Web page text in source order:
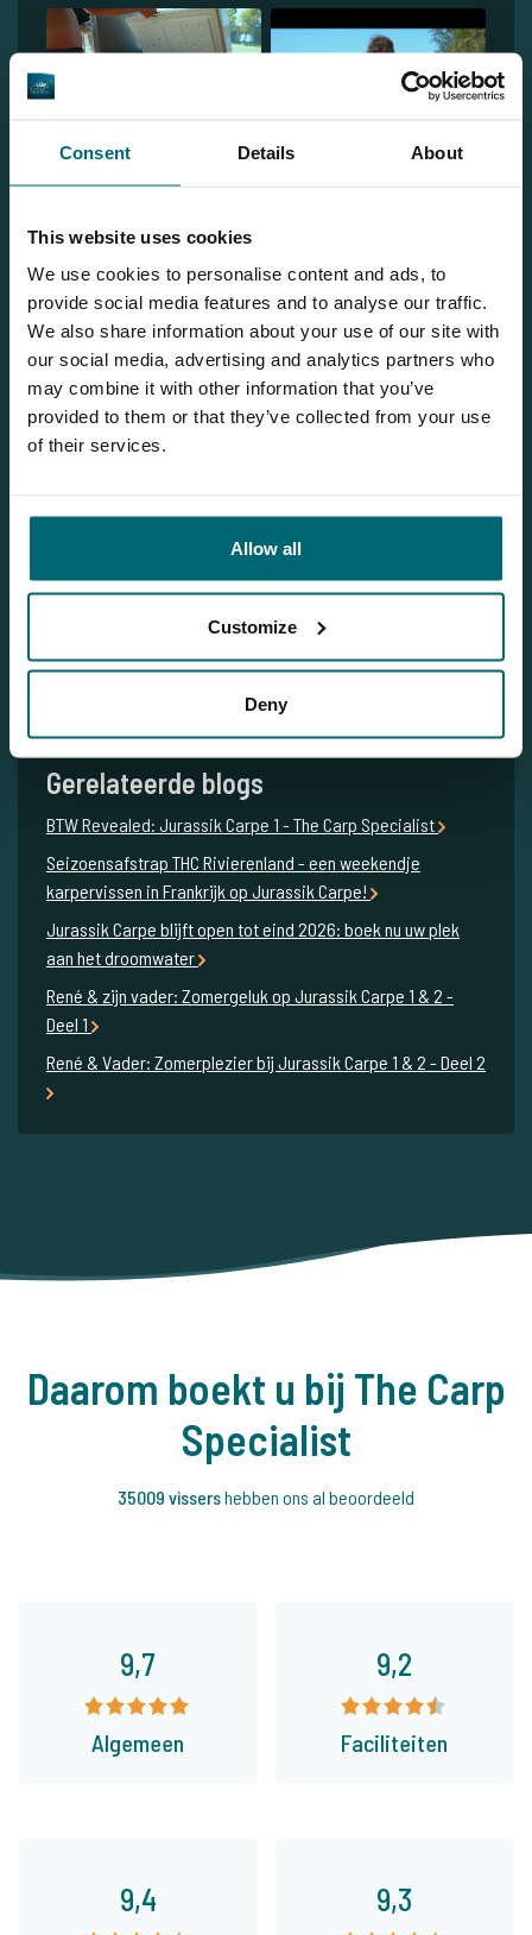
Consent Details About
This website uses cookies
We use cookies to personalise content and ads, to
provide social media features and to analyse our traffic.
We also share information about your use of our site with
our social media, advertising and analytics partners who
may combine it with other information that you’ve
provided to them or that they’ve collected from your use
of their services.
Allow all
Customize
Deny
1
Bas
Wilt u meer informatie?
info@thecarpspecialist.nl
Gerelateerde blogs
BTW Revealed: Jurassik Carpe 1 - The Carp Specialist
Seizoensafstrap THC Rivierenland - een weekendje
karpervissen in Frankrijk op Jurassik Carpe!
Jurassik Carpe blijft open tot eind 2026: boek nu uw plek
aan het droomwater
René & zijn vader: Zomergeluk op Jurassik Carpe 1 & 2 -
Deel 1
René & Vader: Zomerplezier bij Jurassik Carpe 1 & 2 - Deel 2
Daarom boekt u bij The Carp
Specialist
35009 vissershebben ons al beoordeeld
9,7
Algemeen
9,2
Faciliteiten
9,4 9,3